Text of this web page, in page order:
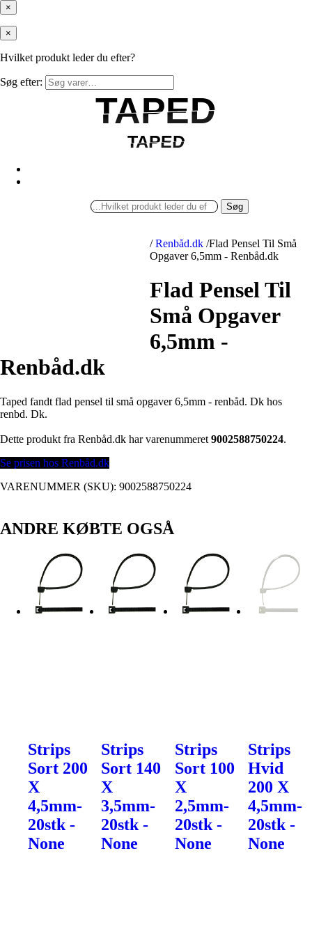
×
×
Hvilket produkt leder du efter?
Søg efter:
TAPED
TAPED
TAPED
TAPED
Søg
/ Renbåd.dk /Flad Pensel Til Små
Opgaver 6,5mm - Renbåd.dk
Flad Pensel Til
Små Opgaver
6,5mm -
Renbåd.dk
Taped fandt flad pensel til små opgaver 6,5mm - renbåd. Dk hos
renbd. Dk.
Dette produkt fra Renbåd.dk har varenummeret 9002588750224.
Se prisen hos Renbåd.dk
VARENUMMER (SKU): 9002588750224
ANDRE KØBTE OGSÅ
Strips
Sort 200
X
4,5mm-
20stk -
None
Strips
Sort 140
X
3,5mm-
20stk -
None
Strips
Sort 100
X
2,5mm-
20stk -
None
Strips
Hvid
200 X
4,5mm-
20stk -
None